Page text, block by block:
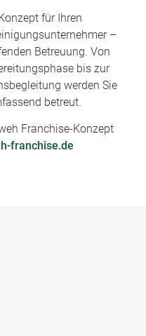
für Ihren
–
Betreuung. Von
bis zur
werden Sie
betreut.
Franchise-Konzept
franchise.de